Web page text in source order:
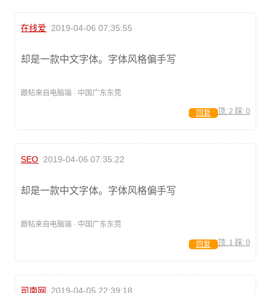
在线爱 2019-04-06 07:35:55
却是一款中文字体。字体风格偏手写
跟帖来自电脑端 · 中国广东东莞
顶: 2 踩: 0
回复
SEO 2019-04-06 07:35:22
却是一款中文字体。字体风格偏手写
跟帖来自电脑端 · 中国广东东莞
顶: 1 踩: 0
回复
司南网 2019-04-05 22:39:18